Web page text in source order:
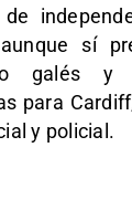
de
sí
galés y
para
y policial.